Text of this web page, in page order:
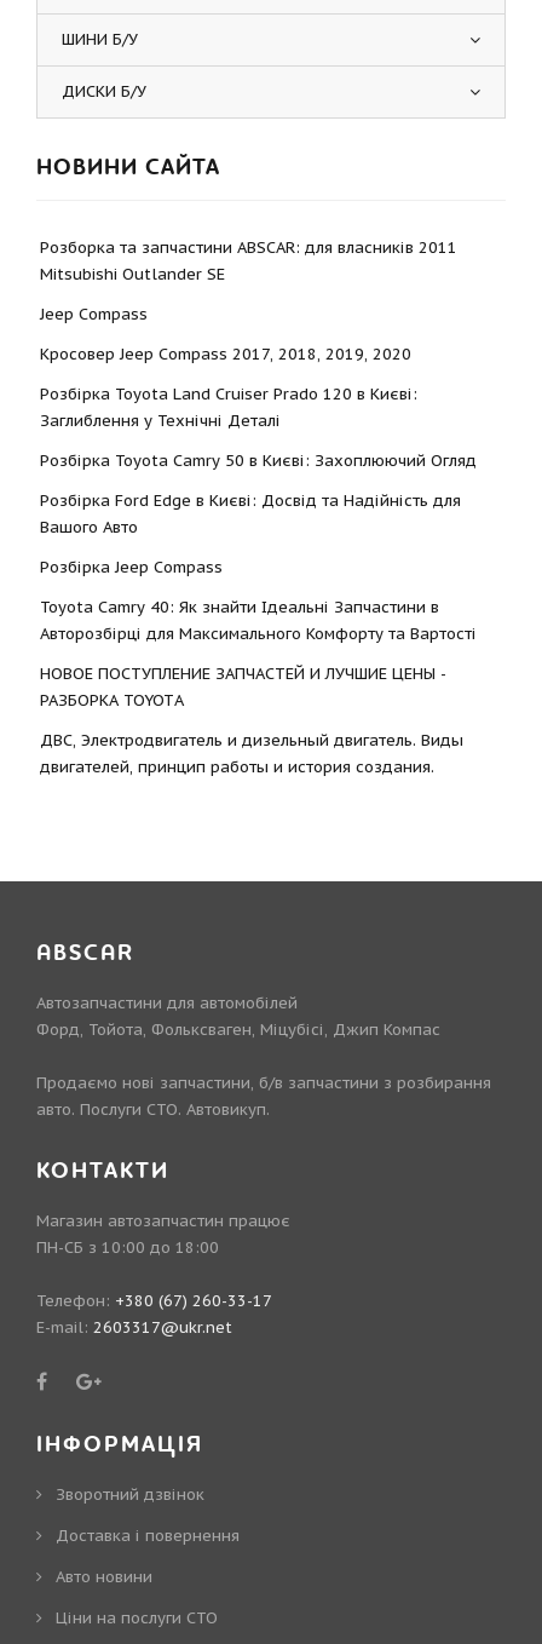
ШИНИ Б/У
ДИСКИ Б/У
НОВИНИ САЙТА
Розборка та запчастини ABSCAR: для власників 2011
Mitsubishi Outlander SE
Jeep Compass
Кросовер Jeep Compass 2017, 2018, 2019, 2020
Розбірка Toyota Land Cruiser Prado 120 в Києві:
Заглиблення у Технічні Деталі
Розбірка Toyota Camry 50 в Києві: Захоплюючий Огляд
Розбірка Ford Edge в Києві: Досвід та Надійність для
Вашого Авто
Розбірка Jeep Compass
Toyota Camry 40: Як знайти Ідеальні Запчастини в
Авторозбірці для Максимального Комфорту та Вартості
НОВОЕ ПОСТУПЛЕНИЕ ЗАПЧАСТЕЙ И ЛУЧШИЕ ЦЕНЫ -
РАЗБОРКА TOYOTА
ДВС, Электродвигатель и дизельный двигатель. Виды
двигателей, принцип работы и история создания.
ABSCAR
Автозапчастини для автомобілей
Форд, Тойота, Фольксваген, Міцубісі, Джип Компас
Продаємо нові запчастини, б/в запчастини з розбирання
авто. Послуги СТО. Автовикуп.
КОНТАКТИ
Магазин автозапчастин працює
ПН-СБ з 10:00 до 18:00
Телефон: +380 (67) 260-33-17
E-mail: 2603317@ukr.net
ІНФОРМАЦІЯ
Зворотний дзвінок
Доставка і повернення
Авто новини
Ціни на послуги СТО